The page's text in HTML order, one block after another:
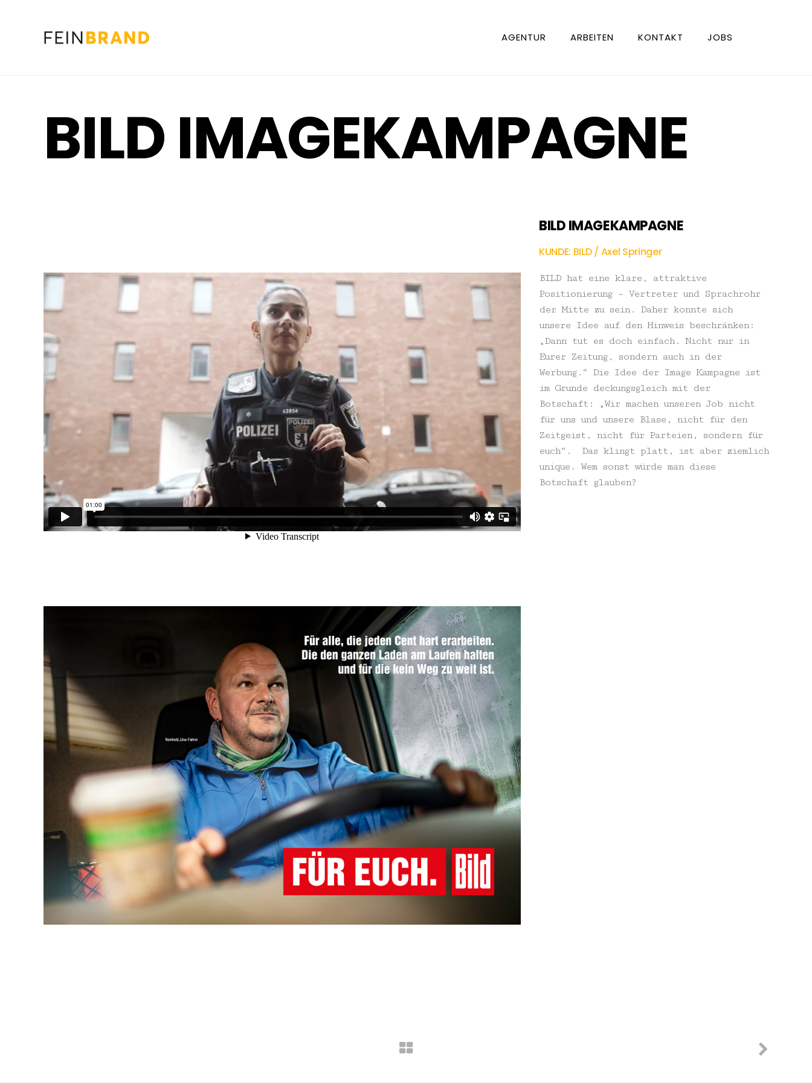
AGENTUR ARBEITEN KONTAKT JOBS
BILD IMAGEKAMPAGNE
BILD IMAGEKAMPAGNE
KUNDE: BILD / Axel Springer
BILD hat eine klare, attraktive
Positionierung – Vertreter und Sprachrohr
der Mitte zu sein. Daher konnte sich
unsere Idee auf den Hinweis beschränken:
„Dann tut es doch einfach. Nicht nur in
Eurer Zeitung, sondern auch in der
Werbung.“ Die Idee der Image Kampagne ist
im Grunde deckungsgleich mit der
Botschaft: „Wir machen unseren Job nicht
für uns und unsere Blase, nicht für den
Zeitgeist, nicht für Parteien, sondern für
euch“. Das klingt platt, ist aber ziemlich
unique. Wem sonst würde man diese
Botschaft glauben?